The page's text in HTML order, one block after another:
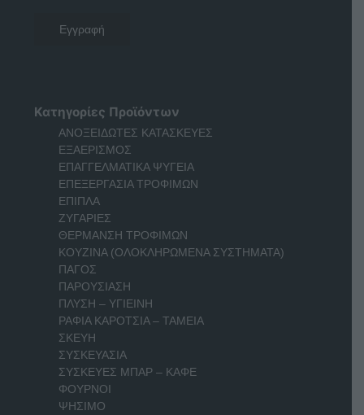
Κατηγορίες Προϊόντων
ΑΝΟΞΕΙΔΩΤΕΣ ΚΑΤΑΣΚΕΥΕΣ
ΕΞΑΕΡΙΣΜΟΣ
ΕΠΑΓΓΕΛΜΑΤΙΚΑ ΨΥΓΕΙΑ
ΕΠΕΞΕΡΓΑΣΙΑ ΤΡΟΦΙΜΩΝ
ΕΠΙΠΛΑ
ΖΥΓΑΡΙΕΣ
ΘΕΡΜΑΝΣΗ ΤΡΟΦΙΜΩΝ
ΚΟΥΖΙΝΑ (ΟΛΟΚΛΗΡΩΜΕΝΑ ΣΥΣΤΗΜΑΤΑ)
ΠΑΓΟΣ
ΠΑΡΟΥΣΙΑΣΗ
ΠΛΥΣΗ – ΥΓΙΕΙΝΗ
ΡΑΦΙΑ ΚΑΡΟΤΣΙΑ – ΤΑΜΕΙΑ
ΣΚΕΥΗ
ΣΥΣΚΕΥΑΣΙΑ
ΣΥΣΚΕΥΕΣ ΜΠΑΡ – ΚΑΦΕ
ΦΟΥΡΝΟΙ
ΨΗΣΙΜΟ